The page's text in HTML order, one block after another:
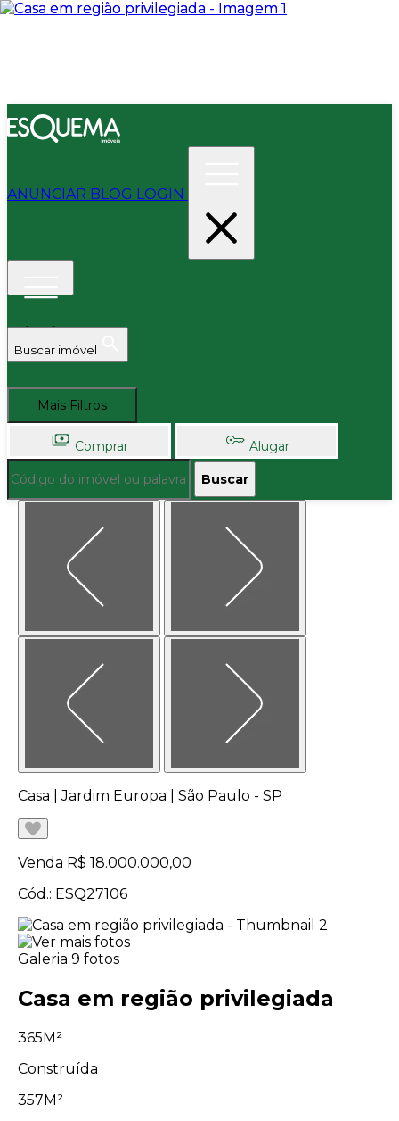
ANUNCIAR BLOG LOGIN
Buscar imóvel
Mais Filtros
Comprar Alugar
Buscar
Casa | Jardim Europa | São Paulo - SP
Venda R$ 18.000.000,00
Cód.: ESQ27106
Galeria 9 fotos
Casa em região privilegiada
365M²
Construída
357M²